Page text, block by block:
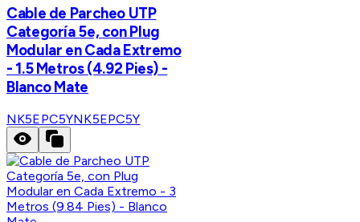
Cable de Parcheo UTP
Categoría 5e, con Plug
Modular en Cada Extremo
- 1.5 Metros (4.92 Pies) -
Blanco Mate
NK5EPC5YNK5EPC5Y